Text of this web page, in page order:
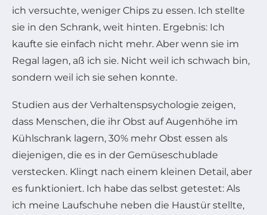
ich versuchte, weniger Chips zu essen. Ich stellte
sie in den Schrank, weit hinten. Ergebnis: Ich
kaufte sie einfach nicht mehr. Aber wenn sie im
Regal lagen, aß ich sie. Nicht weil ich schwach bin,
sondern weil ich sie sehen konnte.
Studien aus der Verhaltenspsychologie zeigen,
dass Menschen, die ihr Obst auf Augenhöhe im
Kühlschrank lagern, 30% mehr Obst essen als
diejenigen, die es in der Gemüseschublade
verstecken. Klingt nach einem kleinen Detail, aber
es funktioniert. Ich habe das selbst getestet: Als
ich meine Laufschuhe neben die Haustür stellte,